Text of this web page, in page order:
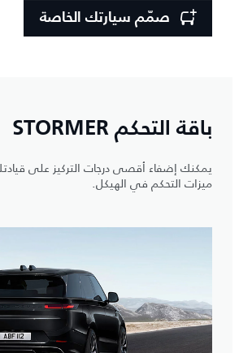
صمّم سيارتك الخاصة
باقة التحكم STORMER
يمكنك إضفاء أقصى درجات التركيز على
ميزات التحكم في الهيكل.